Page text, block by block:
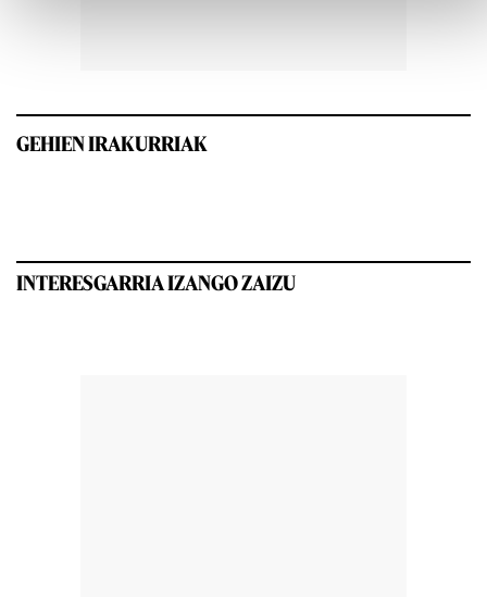
GEHIEN IRAKURRIAK
INTERESGARRIA IZANGO ZAIZU